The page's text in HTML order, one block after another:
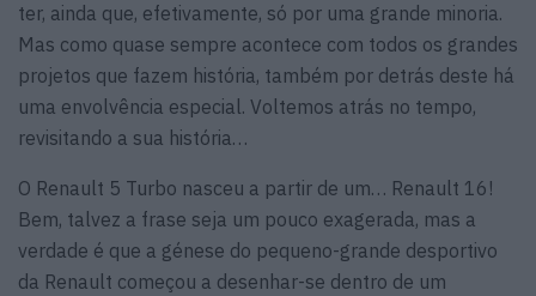
ter, ainda que, efetivamente, só por uma grande minoria.
Mas como quase sempre acontece com todos os grandes
projetos que fazem história, também por detrás deste há
uma envolvência especial. Voltemos atrás no tempo,
revisitando a sua história…
O Renault 5 Turbo nasceu a partir de um… Renault 16!
Bem, talvez a frase seja um pouco exagerada, mas a
verdade é que a génese do pequeno-grande desportivo
da Renault começou a desenhar-se dentro de um